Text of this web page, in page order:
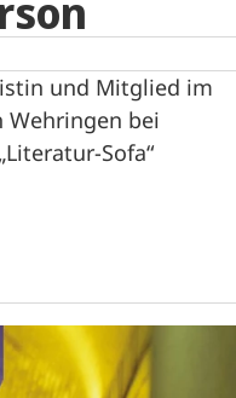
und Mitglied im
Wehringen bei
Sofa“